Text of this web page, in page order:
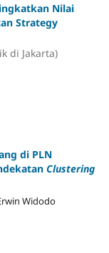
Nilai
Strategy
di Jakarta)
di PLN
Clustering
Widodo